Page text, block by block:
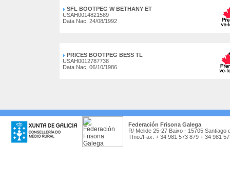
SFL BOOTPEG W BETHANY ET
USAH0014821589
Data Nac. 24/08/1992
PRICES BOOTPEG BESS TL
USAH0012787738
Data Nac. 06/10/1986
Federación Frisona Galega
R/ Melide 25-27 Baixo - 15705 Santiago
Tfno./Fax: + 34 981 573 879 + 34 981